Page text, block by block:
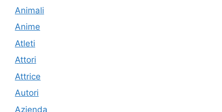
Animali
Anime
Atleti
Attori
Attrice
Autori
Azienda